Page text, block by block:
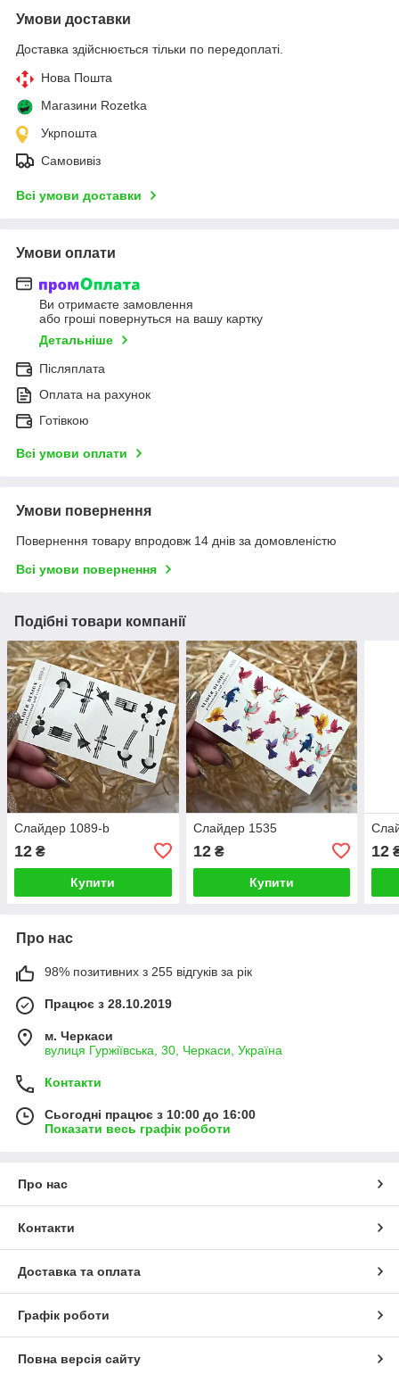
Умови доставки
Доставка здійснюється тільки по передоплаті.
Нова Пошта
Магазини Rozetka
Укрпошта
Самовивіз
Всі умови доставки
Умови оплати
Ви отримаєте замовлення
або гроші повернуться на вашу картку
Детальніше
Післяплата
Оплата на рахунок
Готівкою
Всі умови оплати
Умови повернення
Повернення товару впродовж 14 днів за домовленістю
Всі умови повернення
Подібні товари компанії
Слайдер 1089-b
12 ₴
Купити
Слайдер 1535
12₴
Купити
12
Про нас
98% позитивних з 255 відгуків за рік
Працює з 28.10.2019
м. Черкаси
вулиця Гуржіївська, 30, Черкаси, Україна
Контакти
Сьогодні працює з 10:00 до 16:00
Показати весь графік роботи
Про нас
Контакти
Доставка та оплата
Графік роботи
Повна версія сайту